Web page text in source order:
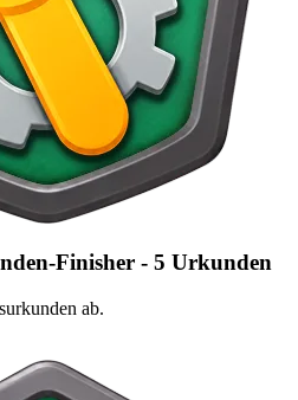
Finisher - 5 Urkunden
ab.